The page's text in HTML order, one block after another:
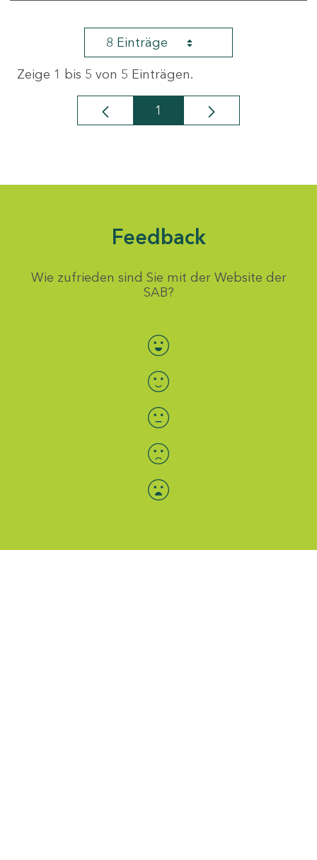
8 Einträge
Zeige 1 bis 5 von 5 Einträgen.
Seite
1
Feedback
Wie zufrieden sind Sie mit der Website der
SAB?
Bewertung auswählen